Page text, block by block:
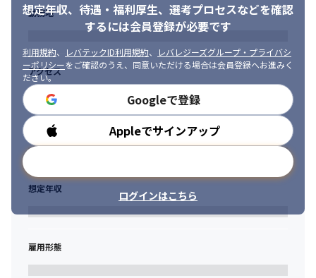
コミュニケーションを大切にしています。
想定年収、待遇・福利厚生、 選考プロセスなどを確認
するには会員登録が必要です
利用規約、 レバテックID利用規約、
レバレジーズグループ・プライバシ
ーポリシーをご確認のうえ、同意いただける場合は会員登録へお進みく
ださい。
Googleで登録
Appleでサインアップ
ログインはこちら
勤務地
アクセス
勤務時間
想定年収
雇用形態